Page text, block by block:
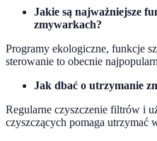
Jakie są najważniejsze
zmywarkach?
Programy ekologiczne, funkcje
sterowanie to obecnie
Jak dbać o utrzymanie
Regularne czyszczenie filtrów i
czyszczących pomaga utrzymać